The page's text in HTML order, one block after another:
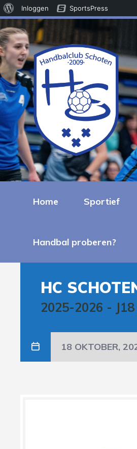
Home Sportief
Handbal proberen?
HC
2025-2026 - J18
18 OKTOBER,
Over
WordPress
Inloggen
SportsPress